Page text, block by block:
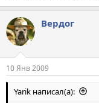
Вердог
10 Янв 2009
Yarik написал(а):